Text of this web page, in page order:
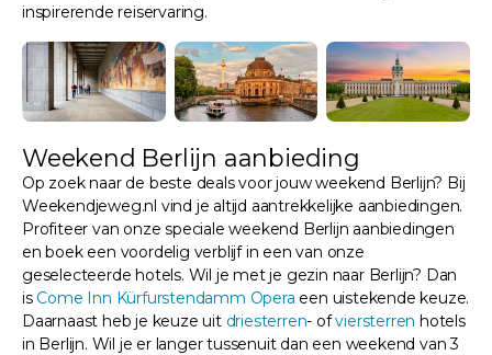
inspirerende reiservaring.
Weekend Berlijn aanbieding
Op zoek naar de beste deals voor jouw weekend Berlijn? Bij
Weekendjeweg.nl vind je altijd aantrekkelijke aanbiedingen.
Profiteer van onze speciale weekend Berlijn aanbiedingen
en boek een voordelig verblijf in een van onze
geselecteerde hotels. Wil je met je gezin naar Berlijn? Dan
is Come Inn Kürfurstendamm Opera een uistekende keuze.
Daarnaast heb je keuze uit driesterren- ofviersterren hotels
in Berlijn. Wil je er langer tussenuit dan een weekend van 3